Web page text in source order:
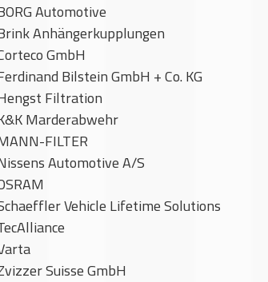
Automotive
Anhängerkupplungen
GmbH
Bilstein GmbH + Co. KG
Filtration
Marderabwehr
FILTER
Automotive A/S
Vehicle Lifetime Solutions
Suisse GmbH